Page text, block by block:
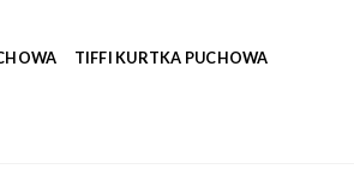
TIFFI KURTKA PUCHOWA